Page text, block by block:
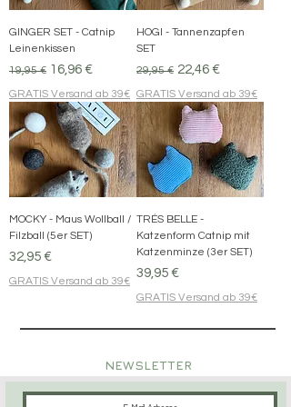
GINGER SET - Catnip
Leinenkissen
Standardpreis
19,95 € Sale-Preis
16,96 €
GRATIS Versand ab 39€
HOGI - Tannenzapfen
SET
Standardpreis
29,95 € Sale-Preis
22,46 €
GRATIS Versand ab 39€
MOCKY - Maus Wollball /
Filzball (5er SET)
Preis
32,95 €
GRATIS Versand ab 39€
TRÉS BELLE -
Katzenform Catnip mit
Katzenminze (3er SET)
Preis
39,95 €
GRATIS Versand ab 39€
NEWSLETTER